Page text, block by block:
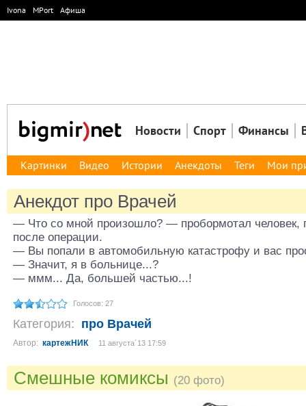
Ivona MPort Афиша
Новости Спорт Финансы
Картинки Видео Истории Анекдоты Теги Мои
Анекдот про Врачей
— Что со мной произошло? — пробормотал человек,
после операции.
— Вы попали в автомобильную катастрофу и вас
— Значит, я в больнице...?
— ммм... Да, большей частью...!
Голосов: 27
Категория: про Врачей
Автор: картежНИК 11 августа´13 17:59
Смешные комиксы (20 фото)